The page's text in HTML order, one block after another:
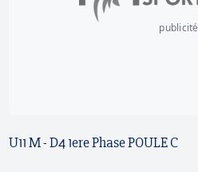
publicité
U11 M - D4 1ere Phase POULE C